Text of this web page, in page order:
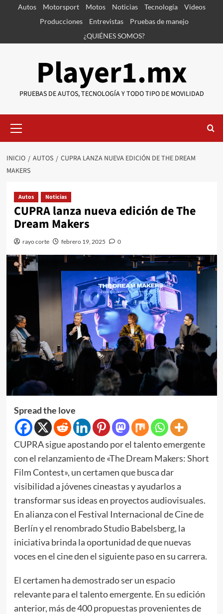
SaltarAutos Motorsport Motos Noticias Tecnología
Videos
Producciones
Entrevistas
Pruebas de manejo
¿QUIÉNES SOMOS?
Player1.mx
PRUEBAS DE AUTOS, TECNOLOGÍA Y TODO TIPO DE MOVILIDAD
primario
INICIO AUTOS
CUPRA LANZA NUEVA EDICIÓN DE THE DREAM
MAKERS
Autos Noticias
CUPRA lanza nueva edición de The
Dream Makers
rayo corte febrero 19, 2025 0
Spread the love
CUPRA sigue apostando por el talento emergente
con el relanzamiento de «The Dream Makers: Short
Film Contest», un certamen que busca dar
visibilidad a jóvenes cineastas y ayudarlos a
transformar sus ideas en proyectos audiovisuales.
En alianza con el Festival Internacional de Cine de
Berlín y el renombrado Studio Babelsberg, la
iniciativa brinda la oportunidad de que nuevas
voces en el cine den el siguiente paso en su carrera.
El certamen ha demostrado ser un espacio
relevante para el talento emergente. En su edición
anterior, más de 400 propuestas provenientes de